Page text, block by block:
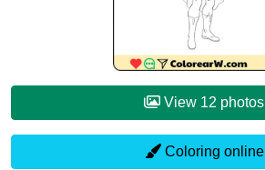
View 12 photos
Coloring online